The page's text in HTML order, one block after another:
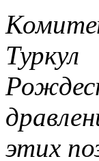
этих